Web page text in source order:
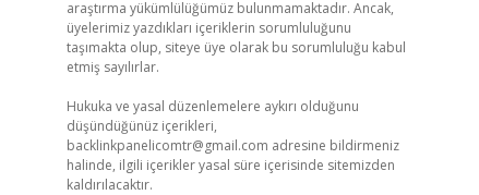
araştırma yükümlülüğümüz bulunmamaktadır. Ancak,
üyelerimiz yazdıkları içeriklerin sorumluluğunu
taşımakta olup, siteye üye olarak bu sorumluluğu kabul
etmiş sayılırlar.
Hukuka ve yasal düzenlemelere aykırı olduğunu
düşündüğünüz içerikleri,
backlinkpanelicomtr@gmail.com adresine bildirmeniz
halinde, ilgili içerikler yasal süre içerisinde sitemizden
kaldırılacaktır.